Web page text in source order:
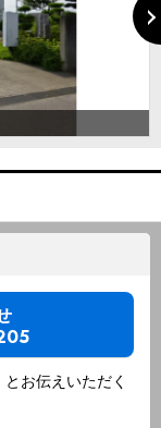
お伝えいただく